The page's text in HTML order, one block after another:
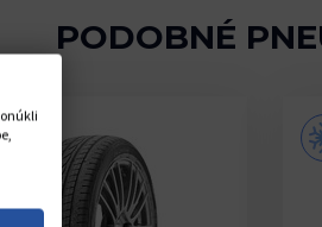
PODOBNÉ